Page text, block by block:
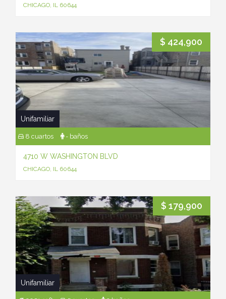
CHICAGO, IL 60644
$ 424,900
Unifamiliar
8 cuartos - baños
4710 W WASHINGTON BLVD
CHICAGO, IL 60644
$ 179,900
Unifamiliar